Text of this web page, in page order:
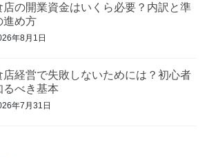
店の開業資金はいくら必要？内訳と準
進め方
年8月1日
店経営で失敗しないためには？初心者
るべき基本
年7月31日